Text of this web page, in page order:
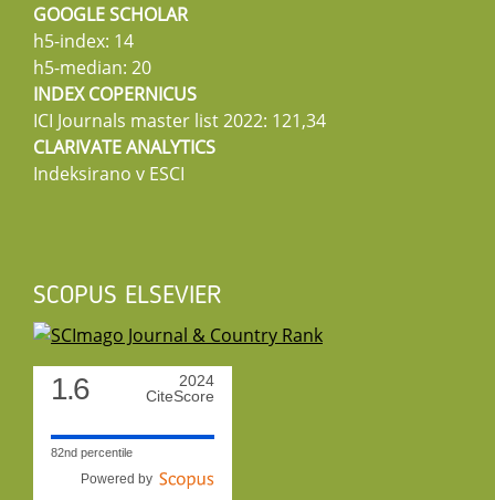
GOOGLE SCHOLAR
h5-index: 14
h5-median: 20
INDEX COPERNICUS
ICI Journals master list 2022: 121,34
CLARIVATE ANALYTICS
Indeksirano v ESCI
SCOPUS ELSEVIER
1.6
2024
CiteScore
82nd percentile
Powered by